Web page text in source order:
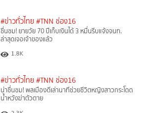
#ข่าวทั่วไทย #TNN ช่อง16
ชื่นชม! ยายวัย 70 ปีเก็บเงินได้ 3 หมื่นรีบแจ้งจนท.
ล่าสุดเจอเจ้าของแล้ว
1.8K
#ข่าวทั่วไทย #TNN ช่อง16
น่าชื่นชม! พลเมืองดีเล่านาทีช่วยชีวิตหญิงสาวกระโดด
น้ำหวังฆ่าตัวตาย